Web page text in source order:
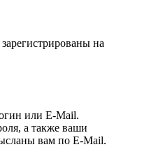
на
или E-Mail.
а также ваши
вам по E-Mail.